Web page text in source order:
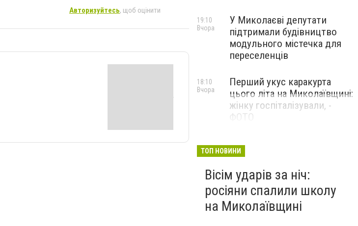
Авторизуйтесь, щоб оцінити
У Миколаєві депутати
підтримали будівництво
модульного містечка для
переселенців
19:10
Вчора
Перший укус каракурта
цього літа на Миколаївщині:
жінку госпіталізували, -
ФОТО
18:10
Вчора
ТОП НОВИНИ
Вісім ударів за ніч:
росіяни спалили школу
на Миколаївщині